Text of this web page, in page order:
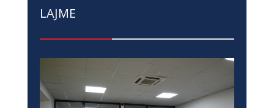
LAJME